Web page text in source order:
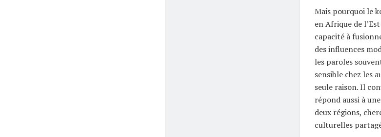
Mais pourquoi le
en Afrique de
capacité à
des influences
les paroles
sensible chez les
seule raison. Il
répond aussi à
deux régions,
culturelles